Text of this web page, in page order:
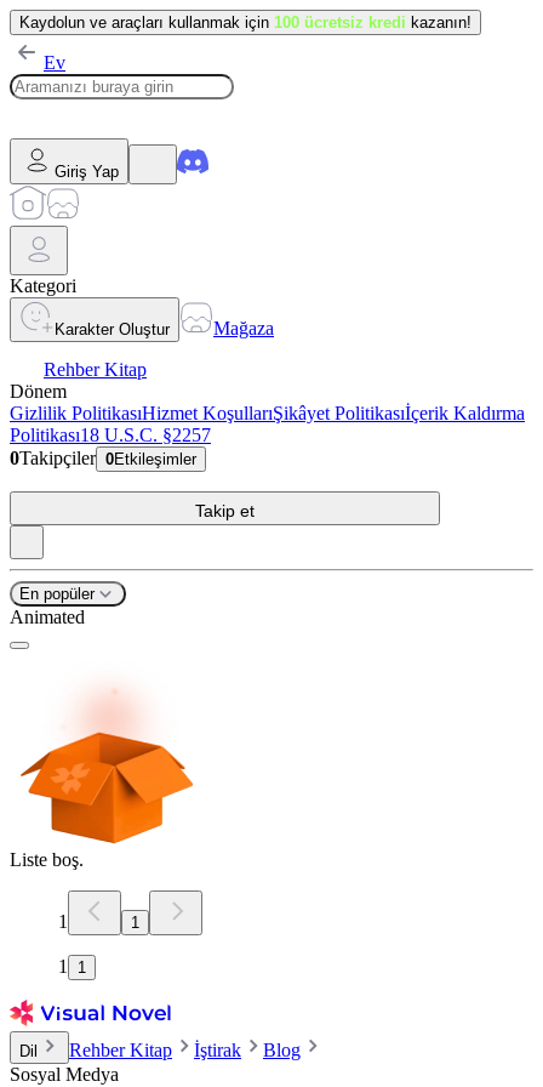
Kaydolun ve araçları kullanmak için 100 ücretsiz kredi kazanın!
Ev
Giriş Yap
Kategori
Karakter Oluştur
Mağaza
Rehber Kitap
Dönem
Gizlilik PolitikasıHizmet KoşullarıŞikâyet Politikasıİçerik Kaldırma
Politikası18 U.S.C. §2257
0Takipçiler 0Etkileşimler
Takip et
En popüler
Animated
Liste boş.
1 1
1 1
Dil Rehber Kitap İştirak
Blog
Sosyal Medya